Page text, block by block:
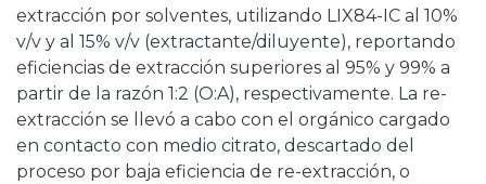
extracción por solventes, utilizando LIX84-IC al 10%
v/v y al 15% v/v (extractante/diluyente), reportando
eficiencias de extracción superiores al 95% y 99% a
partir de la razón 1:2 (O:A), respectivamente. La re-
extracción se llevó a cabo con el orgánico cargado
en contacto con medio citrato, descartado del
proceso por baja eficiencia de re-extracción, o